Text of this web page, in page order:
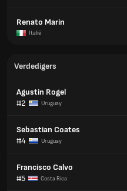
Renato Marin
Italië
Verdedigers
Agustin Rogel
#2
Uruguay
Sebastian Coates
#4
Uruguay
Francisco Calvo
#5
Costa Rica